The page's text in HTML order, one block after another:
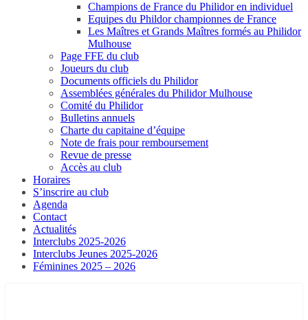
Champions de France du Philidor en individuel
Equipes du Phildor championnes de France
Les Maîtres et Grands Maîtres formés au Philidor
Mulhouse
Page FFE du club
Joueurs du club
Documents officiels du Philidor
Assemblées générales du Philidor Mulhouse
Comité du Philidor
Bulletins annuels
Charte du capitaine d’équipe
Note de frais pour remboursement
Revue de presse
Accès au club
Horaires
S’inscrire au club
Agenda
Contact
Actualités
Interclubs 2025-2026
Interclubs Jeunes 2025-2026
Féminines 2025 – 2026